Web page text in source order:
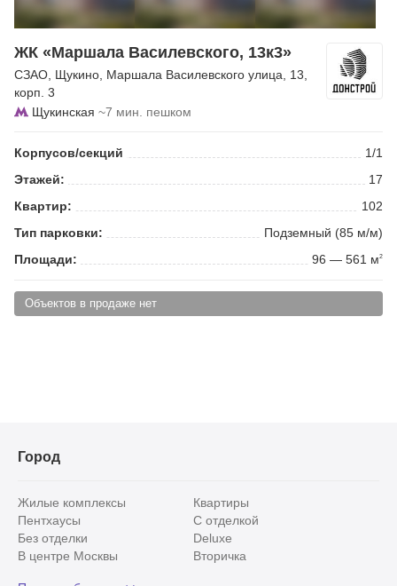
ЖК «Маршала Василевского, 13к3»
СЗАО Щукино Маршала Василевского улица , 13,
корп. 3
Щукинская ~7 мин. пешком
Корпусов/секций
1/1
Этажей:
17
Квартир:
102
Тип парковки:
Подземный (85 м/м)
Площади:
96 — 561 м2
Объектов в продаже нет
Город
Жилые комплексы
Квартиры
Пентхаусы
С отделкой
Без отделки
Deluxe
В центре Москвы
Вторичка